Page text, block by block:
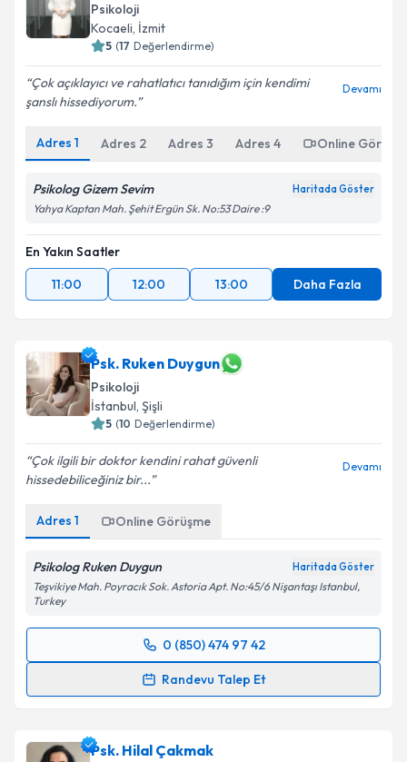
Psikoloji
Kocaeli, İzmit
5 (17 Değerlendirme)
Çok açıklayıcı ve rahatlatıcı tanıdığım için kendimi
şanslı hissediyorum.
Devamı
Adres 1 Adres 2 Adres 3 Adres 4 Online
Psikolog Gizem Sevim Haritada Göster
Yahya Kaptan Mah. Şehit Ergün Sk. No:53 Daire :9
En Yakın Saatler
11:00
12:00 13:00 Daha Fazla
Psk. Ruken Duygun
Psikoloji
İstanbul, Şişli
5 (10 Değerlendirme)
Çok ilgili bir doktor kendini rahat güvenli
hissedebiliceğiniz bir...
Devamı
Adres 1 Online Görüşme
Psikolog Ruken Duygun Haritada Göster
Teşvikiye Mah. Poyracık Sok. Astoria Apt. No:45/6 Nişantaşı Istanbul,
Turkey
0 (850) 474 97 42
Randevu Talep Et
Randevu Takvimi Talebi
takvim hazırlandığında e-posta ile bilgilendireceğiz.
Psk. Hilal Çakmak